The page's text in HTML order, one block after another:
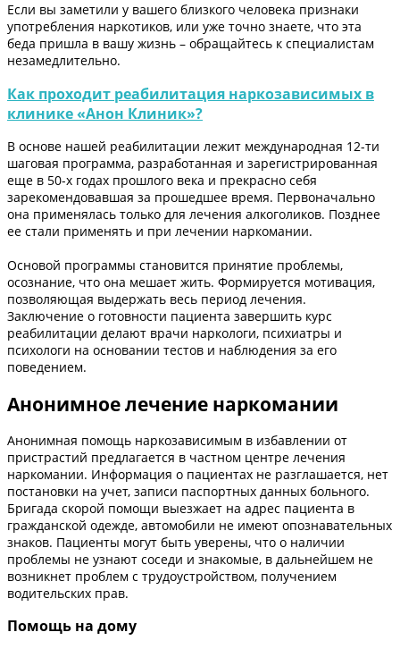
Если вы заметили у вашего близкого человека признаки
употребления наркотиков, или уже точно знаете, что эта
беда пришла в вашу жизнь – обращайтесь к специалистам
незамедлительно.
Как проходит реабилитация наркозависимых в
клинике «Анон Клиник»?
В основе нашей реабилитации лежит международная 12-ти
шаговая программа, разработанная и зарегистрированная
еще в 50-х годах прошлого века и прекрасно себя
зарекомендовавшая за прошедшее время. Первоначально
она применялась только для лечения алкоголиков. Позднее
ее стали применять и при лечении наркомании.
Основой программы становится принятие проблемы,
осознание, что она мешает жить. Формируется мотивация,
позволяющая выдержать весь период лечения.
Заключение о готовности пациента завершить курс
реабилитации делают врачи наркологи, психиатры и
психологи на основании тестов и наблюдения за его
поведением.
Анонимное лечение наркомании
Анонимная помощь наркозависимым в избавлении от
пристрастий предлагается в частном центре лечения
наркомании. Информация о пациентах не разглашается, нет
постановки на учет, записи паспортных данных больного.
Бригада скорой помощи выезжает на адрес пациента в
гражданской одежде, автомобили не имеют опознавательных
знаков. Пациенты могут быть уверены, что о наличии
проблемы не узнают соседи и знакомые, в дальнейшем не
возникнет проблем с трудоустройством, получением
водительских прав.
Помощь на дому